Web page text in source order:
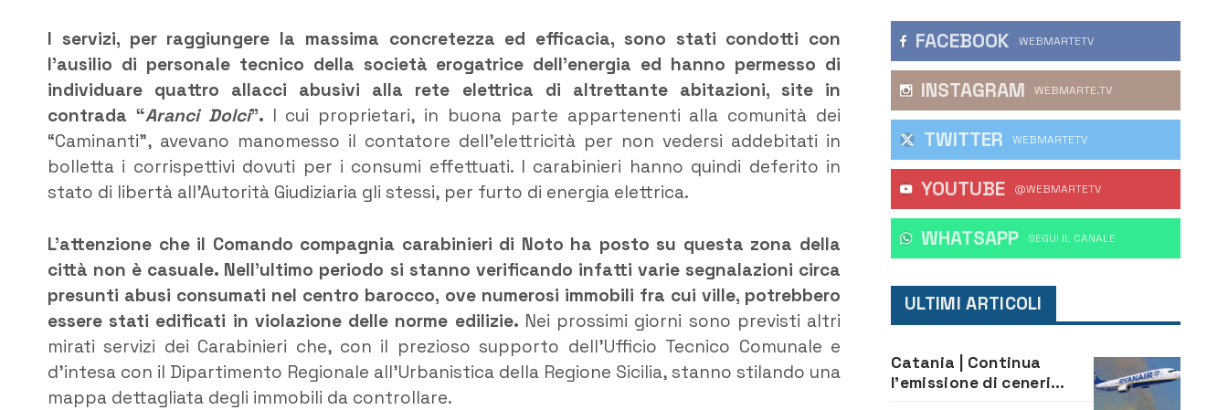
I servizi, per raggiungere la massima concretezza ed efficacia, sono stati condotti con
l’ausilio di personale tecnico della società erogatrice dell’energia ed hanno permesso di
individuare quattro allacci abusivi alla rete elettrica di altrettante abitazioni, site in
contrada “Aranci Dolci”. I cui proprietari, in buona parte appartenenti alla comunità dei
“Caminanti”, avevano manomesso il contatore dell’elettricità per non vedersi addebitati in
bolletta i corrispettivi dovuti per i consumi effettuati. I carabinieri hanno quindi deferito in
stato di libertà all’Autorità Giudiziaria gli stessi, per furto di energia elettrica.
L’attenzione che il Comando compagnia carabinieri di Noto ha posto su questa zona della
città non è casuale. Nell’ultimo periodo si stanno verificando infatti varie segnalazioni circa
presunti abusi consumati nel centro barocco, ove numerosi immobili fra cui ville, potrebbero
essere stati edificati in violazione delle norme edilizie. Nei prossimi giorni sono previsti altri
mirati servizi dei Carabinieri che, con il prezioso supporto dell’Ufficio Tecnico Comunale e
d’intesa con il Dipartimento Regionale all’Urbanistica della Regione Sicilia, stanno stilando una
mappa dettagliata degli immobili da controllare.
FACEBOOK WEBMARTETV
INSTAGRAM WEBMARTE.TV
TWITTER WEBMARTETV
YOUTUBE @WEBMARTETV
WHATSAPP ‎SEGUI IL CANALE
ULTIMI ARTICOLI
Catania | Continua
l’emissione di ceneri